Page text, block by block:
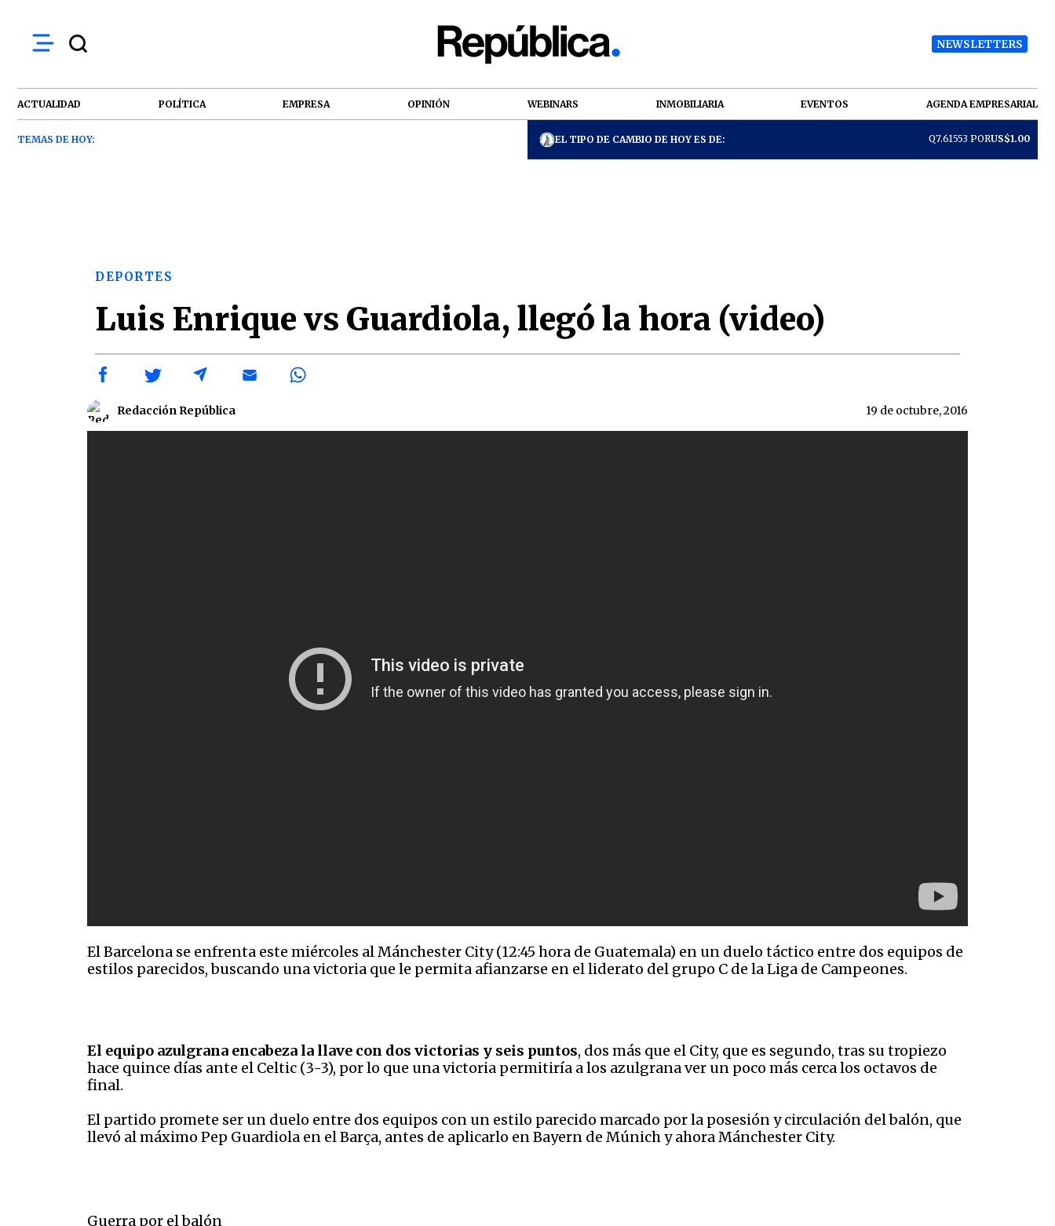
NEWSLETTERS
ACTUALIDAD POLÍTICA EMPRESA OPINIÓN WEBINARS INMOBILIARIA EVENTOS AGENDA EMPRESARIAL
TEMAS DE HOY: EL TIPO DE CAMBIO DE HOY ES DE: Q7.61553 PORUS$1.00
DEPORTES
Luis Enrique vs Guardiola, llegó la hora (video)
Redacción República 19 de octubre, 2016
El Barcelona se enfrenta este miércoles al Mánchester City (12:45 hora de Guatemala) en un duelo táctico entre dos equipos de
estilos parecidos, buscando una victoria que le permita afianzarse en el liderato del grupo C de la Liga de Campeones.
El equipo azulgrana encabeza la llave con dos victorias y seis puntos, dos más que el City, que es segundo, tras su tropiezo
hace quince días ante el Celtic (3-3), por lo que una victoria permitiría a los azulgrana ver un poco más cerca los octavos de
final.
El partido promete ser un duelo entre dos equipos con un estilo parecido marcado por la posesión y circulación del balón, que
llevó al máximo Pep Guardiola en el Barça, antes de aplicarlo en Bayern de Múnich y ahora Mánchester City.
Guerra por el balón